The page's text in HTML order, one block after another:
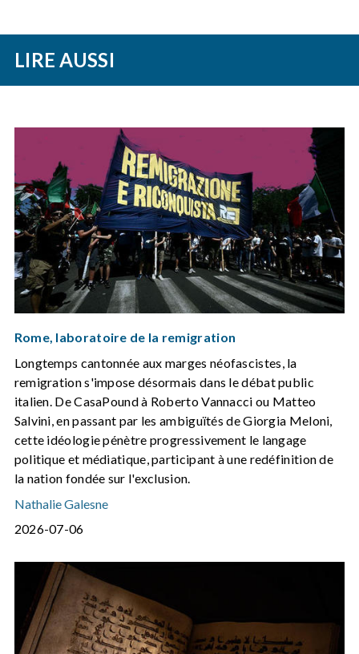
LIRE AUSSI
Rome, laboratoire de la remigration
Longtemps cantonnée aux marges néofascistes, la
remigration s'impose désormais dans le débat public
italien. De CasaPound à Roberto Vannacci ou Matteo
Salvini, en passant par les ambiguïtés de Giorgia Meloni,
cette idéologie pénètre progressivement le langage
politique et médiatique, participant à une redéfinition de
la nation fondée sur l'exclusion.
Nathalie Galesne
2026-07-06